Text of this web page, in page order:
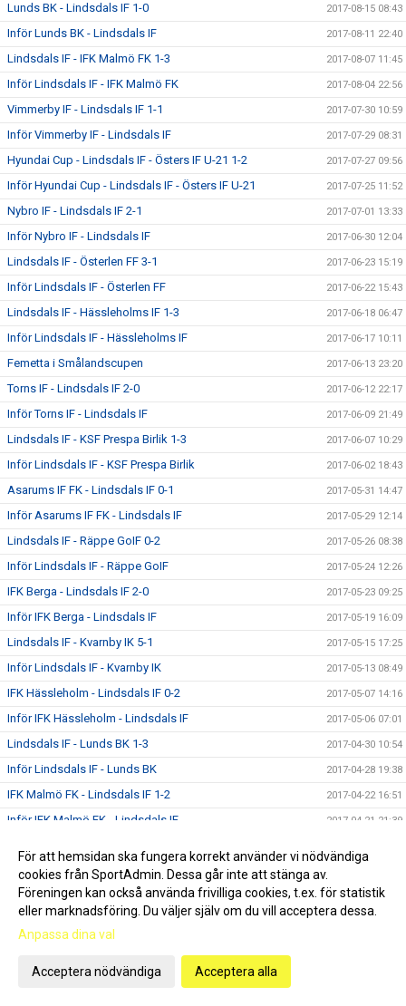
Lunds BK - Lindsdals IF 1-0 2017-08-15 08:43
Inför Lunds BK - Lindsdals IF 2017-08-11 22:40
Lindsdals IF - IFK Malmö FK 1-3 2017-08-07 11:45
Inför Lindsdals IF - IFK Malmö FK 2017-08-04 22:56
Vimmerby IF - Lindsdals IF 1-1 2017-07-30 10:59
Inför Vimmerby IF - Lindsdals IF 2017-07-29 08:31
Hyundai Cup - Lindsdals IF - Östers IF U-21 1-2 2017-07-27 09:56
Inför Hyundai Cup - Lindsdals IF - Östers IF U-21 2017-07-25 11:52
Nybro IF - Lindsdals IF 2-1 2017-07-01 13:33
Inför Nybro IF - Lindsdals IF 2017-06-30 12:04
Lindsdals IF - Österlen FF 3-1 2017-06-23 15:19
Inför Lindsdals IF - Österlen FF 2017-06-22 15:43
Lindsdals IF - Hässleholms IF 1-3 2017-06-18 06:47
Inför Lindsdals IF - Hässleholms IF 2017-06-17 10:11
Femetta i Smålandscupen 2017-06-13 23:20
Torns IF - Lindsdals IF 2-0 2017-06-12 22:17
Inför Torns IF - Lindsdals IF 2017-06-09 21:49
Lindsdals IF - KSF Prespa Birlik 1-3 2017-06-07 10:29
Inför Lindsdals IF - KSF Prespa Birlik 2017-06-02 18:43
Asarums IF FK - Lindsdals IF 0-1 2017-05-31 14:47
Inför Asarums IF FK - Lindsdals IF 2017-05-29 12:14
Lindsdals IF - Räppe GoIF 0-2 2017-05-26 08:38
Inför Lindsdals IF - Räppe GoIF 2017-05-24 12:26
IFK Berga - Lindsdals IF 2-0 2017-05-23 09:25
Inför IFK Berga - Lindsdals IF 2017-05-19 16:09
Lindsdals IF - Kvarnby IK 5-1 2017-05-15 17:25
Inför Lindsdals IF - Kvarnby IK 2017-05-13 08:49
IFK Hässleholm - Lindsdals IF 0-2 2017-05-07 14:16
Inför IFK Hässleholm - Lindsdals IF 2017-05-06 07:01
Lindsdals IF - Lunds BK 1-3 2017-04-30 10:54
Inför Lindsdals IF - Lunds BK 2017-04-28 19:38
IFK Malmö FK - Lindsdals IF 1-2 2017-04-22 16:51
Inför IFK Malmö FK - Lindsdals IF 2017-04-21 21:39
Inför Lindsdals IF - Nybro IF
Nytt och gammalt i 2017-års spelartrupp 2017-04-12 17:30
Lindsdals IF - Vimmerby IF 1-1
Lindsdals IF - Högsby IK 3-1
För att hemsidan ska fungera korrekt använder vi nödvändiga
cookies från SportAdmin. Dessa går inte att stänga av.
Föreningen kan också använda frivilliga cookies, t.ex. för statistik
eller marknadsföring. Du väljer själv om du vill acceptera dessa.
Anpassa dina val
Acceptera nödvändiga Acceptera alla